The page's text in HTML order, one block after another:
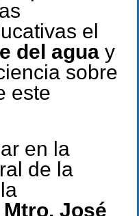
el
del agua y
sobre
este
en la
de la
Mtro. José